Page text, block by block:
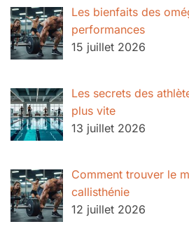
Les bienfaits des
performances
15 juillet 2026
Les secrets des
plus vite
13 juillet 2026
Comment trouver le
callisthénie
12 juillet 2026